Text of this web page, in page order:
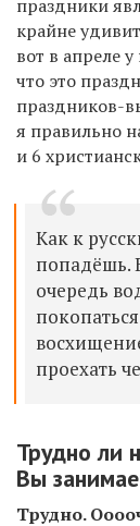
праздники
крайне
вот в апреле
что это
праздников-
я правильно
и 6
Как к
попадёшь.
очередь
проехать
Трудно ли
Вы
Трудно.